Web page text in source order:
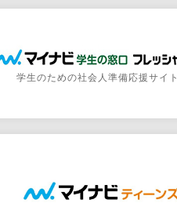
学生のための社会人準備応援サイト